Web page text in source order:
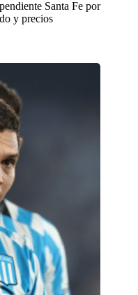
Santa Fe por
y precios